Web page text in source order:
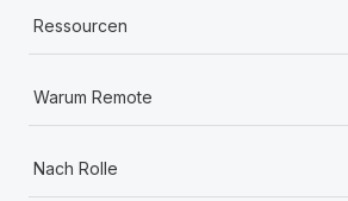
Ressourcen
Warum Remote
Nach Rolle